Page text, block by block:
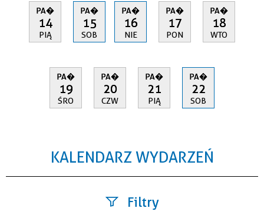
PA�
14
PIĄ
PA�
15
SOB
PA�
16
NIE
PA�
17
PON
PA�
18
WTO
PA�
19
ŚRO
PA�
20
CZW
PA�
21
PIĄ
PA�
22
SOB
KALENDARZ WYDARZEŃ
Filtry